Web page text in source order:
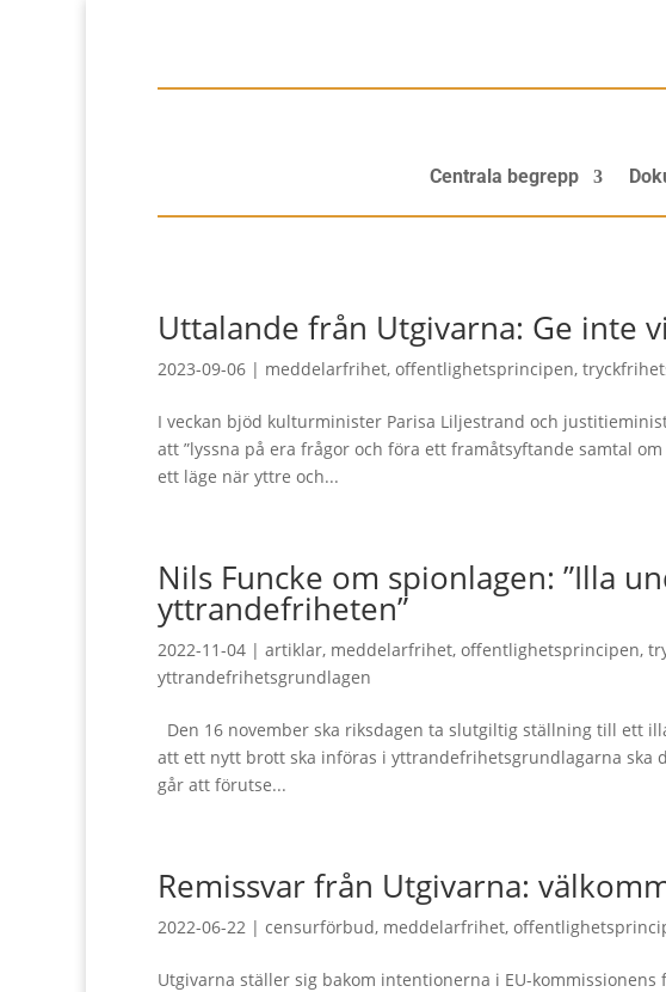
Centrala begrepp
Uttalande från Utgivarna: Ge inte
2023-09-06 | meddelarfrihet, offentlighetsprincipen,
I veckan bjöd kulturminister Parisa Liljestrand och
att ”lyssna på era frågor och föra ett framåtsyftande samtal
ett läge när yttre och...
Nils Funcke om spionlagen: ”Illa
yttrandefriheten”
2022-11-04 | artiklar, meddelarfrihet, offentlighetsprincipen,
yttrandefrihetsgrundlagen
Den 16 november ska riksdagen ta slutgiltig ställning till ett
att ett nytt brott ska införas i yttrandefrihetsgrundlagarna ska
går att förutse...
Remissvar från Utgivarna:
2022-06-22 | censurförbud, meddelarfrihet,
Utgivarna ställer sig bakom intentionerna i EU-